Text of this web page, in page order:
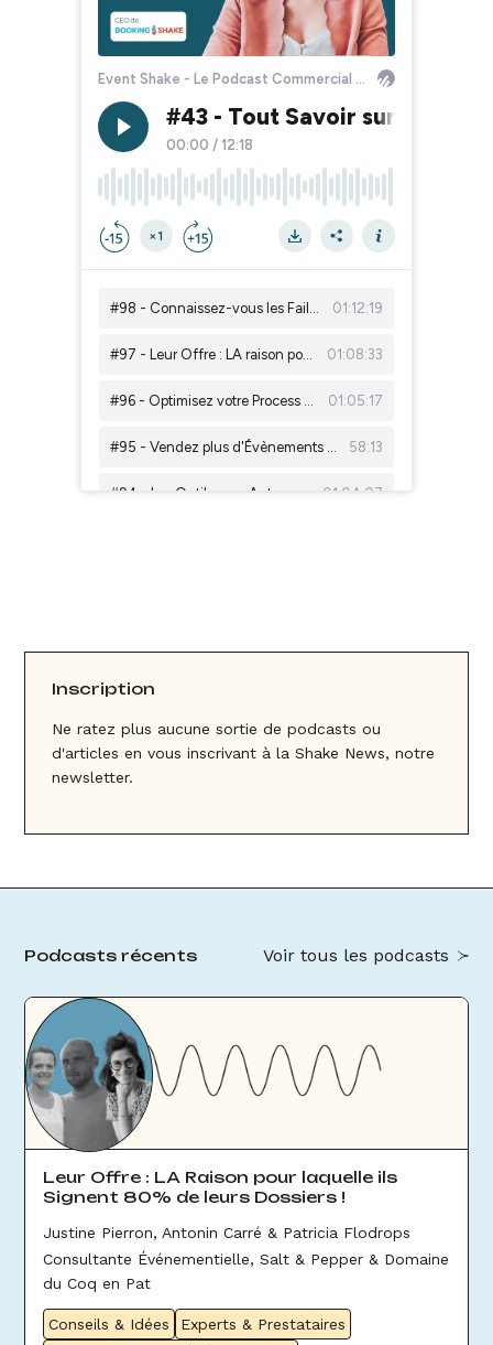
Inscription
Ne ratez plus aucune sortie de podcasts ou
d'articles en vous inscrivant à la Shake News, notre
newsletter.
Podcasts récents Voir tous les podcasts
Leur Offre : LA Raison pour laquelle ils
Signent 80% de leurs Dossiers !
Justine Pierron, Antonin Carré & Patricia Flodrops
Consultante Événementielle, Salt & Pepper & Domaine
du Coq en Pat
Conseils & Idées
Experts & Prestataires